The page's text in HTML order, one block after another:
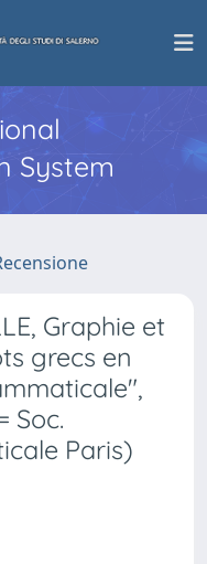
System
Graphie et
grecs en
Soc.
Paris)